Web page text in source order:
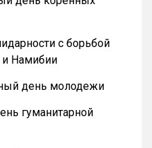
с борьбой
Намибии
день молодежи
гуманитарной